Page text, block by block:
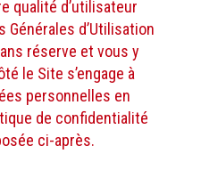
qualité d’utilisateur
d’Utilisation
réserve et vous y
le Site s’engage à
personnelles en
de confidentialité
ci-après.